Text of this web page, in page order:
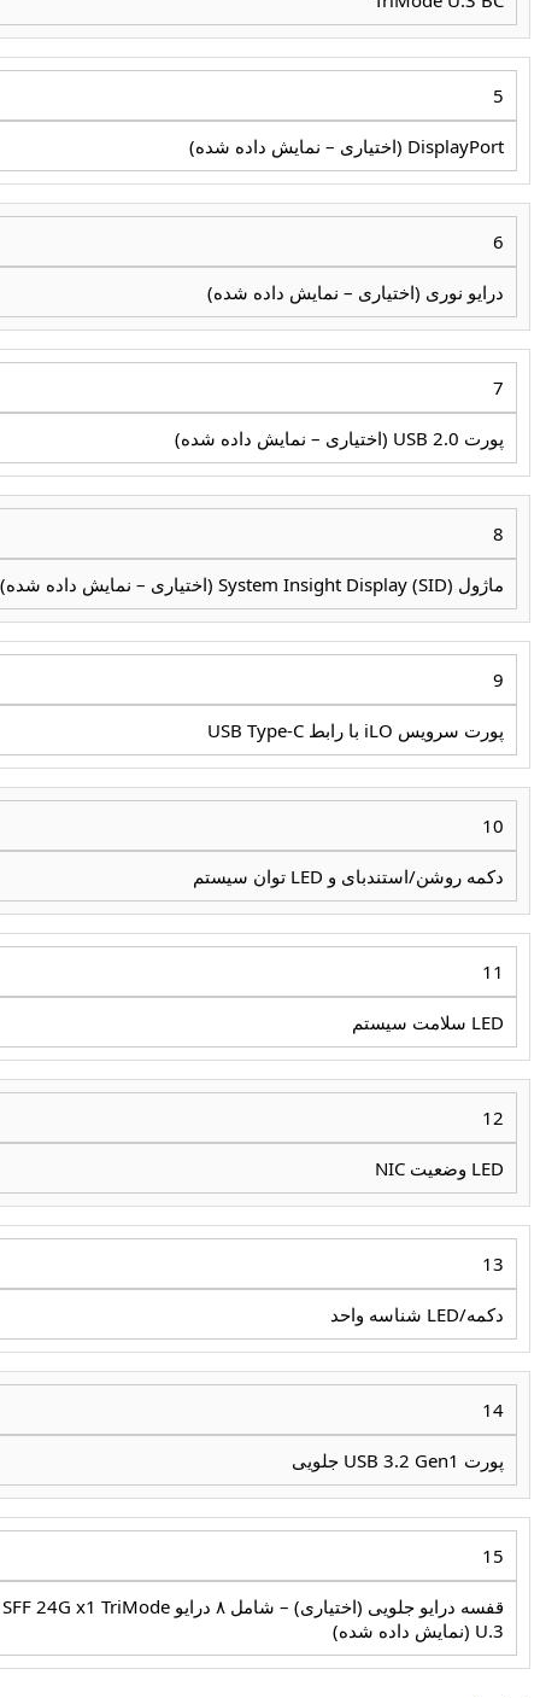
5
DisplayPort (اختیاری – نمایش داده شده)
6
درایو نوری (اختیاری – نمایش داده شده)
7
پورت USB 2.0 (اختیاری – نمایش داده شده)
8
ماژول System Insight Display (SID) (اختیاری – نمایش داده شده)
9
پورت سرویس iLO با رابط USB Type-C
10
دکمه روشن/استندبای و LED توان سیستم
11
LED سلامت سیستم
12
LED وضعیت NIC
13
دکمه/LED شناسه واحد
14
پورت USB 3.2 Gen1 جلویی
15
قفسه درایو جلویی (اختیاری) – شامل ۸ درایو SFF 24G x1 TriMode
U.3 (نمایش داده شده)